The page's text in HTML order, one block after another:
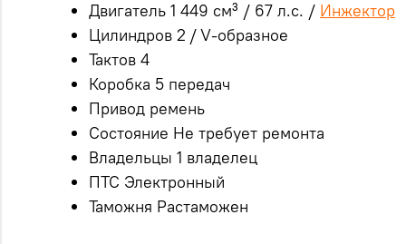
Двигатель 1 449 см³ / 67 л.с. / Инжектор
Цилиндров 2 / V-образное
Тактов 4
Коробка 5 передач
Привод ремень
Состояние Не требует ремонта
Владельцы 1 владелец
ПТС Электронный
Таможня Растаможен